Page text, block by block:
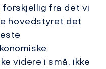
fra det vi
hovedstyret det
videre i små, ikke